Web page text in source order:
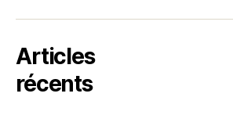
Articles
récents